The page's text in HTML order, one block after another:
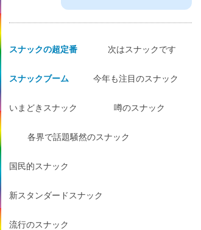
スナックの超定番 次はスナックです
スナックブーム 今年も注目のスナック
いまどきスナック 噂のスナック
各界で話題騒然のスナック
国民的スナック
新スタンダードスナック
流行のスナック